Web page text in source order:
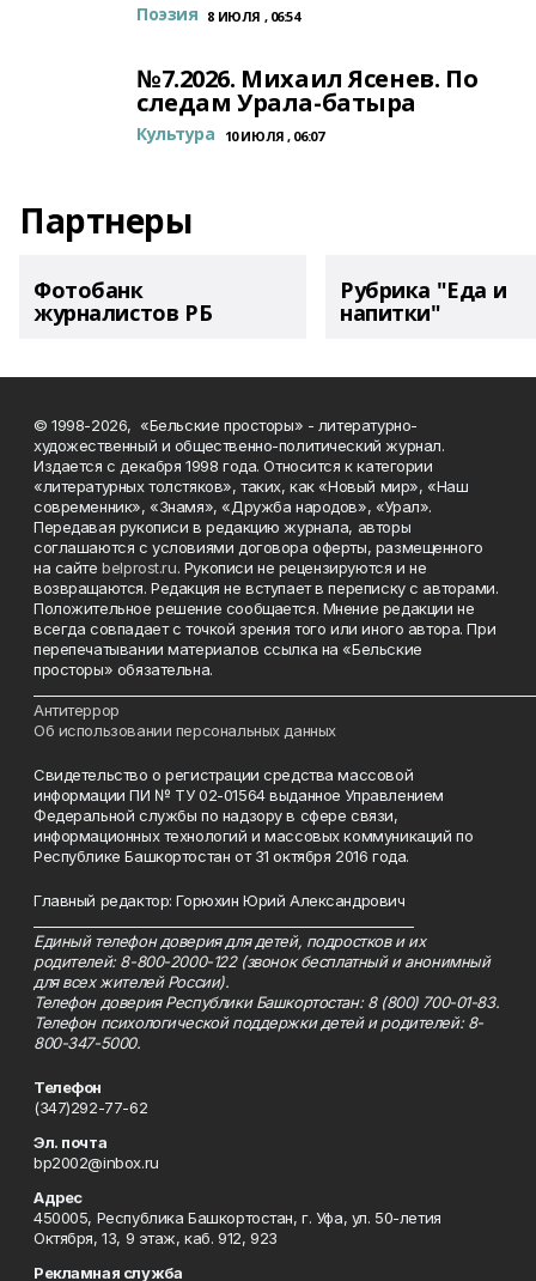
Поэзия 8 ИЮЛЯ , 06:54
№7.2026. Михаил Ясенев. По
следам Урала-батыра
Культура 10 ИЮЛЯ , 06:07
Партнеры
Фотобанк
журналистов РБ
Рубрика "Еда и
напитки"
© 1998-2026, «Бельские просторы» - литературно-
художественный и общественно-политический журнал.
Издается с декабря 1998 года. Относится к категории
«литературных толстяков», таких, как «Новый мир», «Наш
современник», «Знамя», «Дружба народов», «Урал».
Передавая рукописи в редакцию журнала, авторы
соглашаются с условиями договора оферты, размещенного
на сайтеbelprost.ru. Рукописи не рецензируются и не
возвращаются. Редакция не вступает в переписку с авторами.
Положительное решение сообщается. Мнение редакции не
всегда совпадает с точкой зрения того или иного автора. При
перепечатывании материалов ссылка на «Бельские
просторы» обязательна.
Антитеррор
Об использовании персональных данных
Свидетельство о регистрации средства массовой
информации ПИ № ТУ 02-01564 выданное Управлением
Федеральной службы по надзору в сфере связи,
информационных технологий и массовых коммуникаций по
Республике Башкортостан от 31 октября 2016 года.
Главный редактор: Горюхин Юрий Александрович
Единый телефон доверия для детей, подростков и их
родителей: 8-800-2000-122 (звонок бесплатный и анонимный
для всех жителей России).
Телефон доверия Республики Башкортостан: 8 (800) 700-01-83.
Телефон психологической поддержки детей и родителей: 8-
800-347-5000.
Телефон
(347)292-77-62
Эл. почта
bp2002@inbox.ru
Адрес
450005, Республика Башкортостан, г. Уфа, ул. 50-летия
Октября, 13, 9 этаж, каб. 912, 923
Рекламная служба